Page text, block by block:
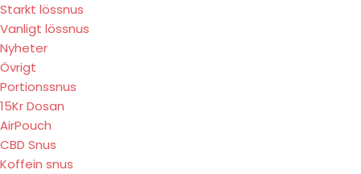
Starkt lössnus
Vanligt lössnus
Nyheter
Övrigt
Portionssnus
15Kr Dosan
AirPouch
CBD Snus
Koffein snus